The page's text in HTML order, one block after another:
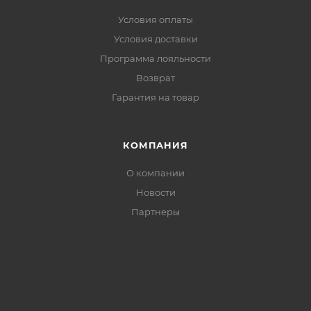
Условия оплаты
Условия доставки
Программа лояльности
Возврат
Гарантия на товар
КОМПАНИЯ
О компании
Новости
Партнеры